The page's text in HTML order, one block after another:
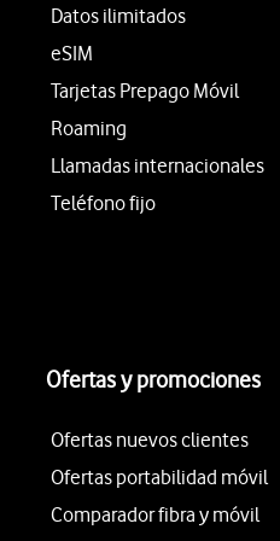
Datos ilimitados
eSIM
Tarjetas Prepago Móvil
Roaming
Llamadas internacionales
Teléfono fijo
Ofertas y promociones
Ofertas nuevos clientes
Ofertas portabilidad móvil
Comparador fibra y móvil